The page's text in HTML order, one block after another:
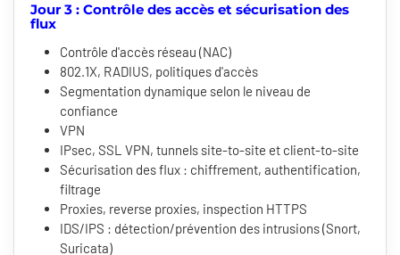
Jour 3 : Contrôle des accès et sécurisation des
flux
Contrôle d'accès réseau (NAC)
802.1X, RADIUS, politiques d'accès
Segmentation dynamique selon le niveau de
confiance
VPN
IPsec, SSL VPN, tunnels site-to-site et client-to-site
Sécurisation des flux : chiffrement, authentification,
filtrage
Proxies, reverse proxies, inspection HTTPS
IDS/IPS : détection/prévention des intrusions (Snort,
Suricata)